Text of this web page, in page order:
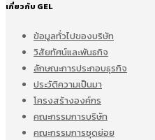
เกี่ยวกับ GEL
ข้อมูลทั่วไปของบริษัท
วิสัยทัศน์และพันธกิจ
ลักษณะการประกอบธุรกิจ
ประวัติความเป็นมา
โครงสร้างองค์กร
คณะกรรมการบริษัท
คณะกรรมการชุดย่อย